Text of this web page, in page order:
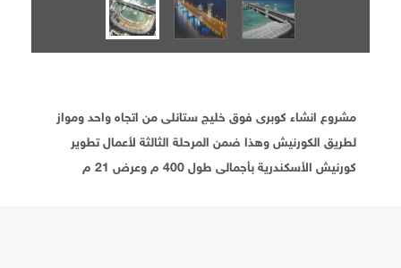
مشروع انشاء كوبرى فوق خليج ستانلى من اتجاه واحد ومواز
لطريق الكورنيش وهذا ضمن المرحلة الثالثة لأعمال تطوير
كورنيش الأسكندرية بأجمالى طول 400 م وعرض 21 م